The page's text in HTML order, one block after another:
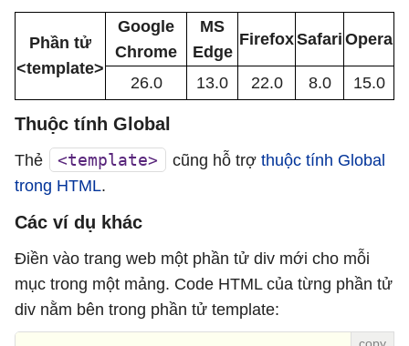
Phần tử
<template>
Google
Chrome
MS
Edge
FirefoxSafari Opera
26.0 13.0 22.0 8.0 15.0
Thuộc tính Global
Thẻ <template> cũng hỗ trợ thuộc tính Global
trong HTML.
Các ví dụ khác
Điền vào trang web một phần tử div mới cho mỗi
mục trong một mảng. Code HTML của từng phần tử
div nằm bên trong phần tử template: